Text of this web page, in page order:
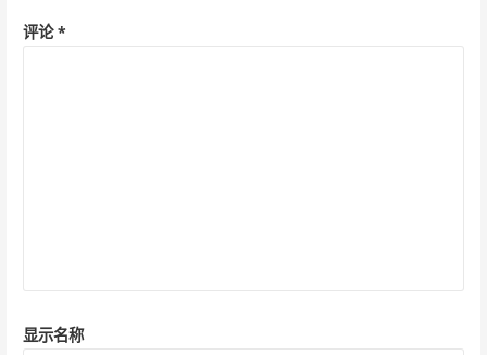
评论*
显示名称